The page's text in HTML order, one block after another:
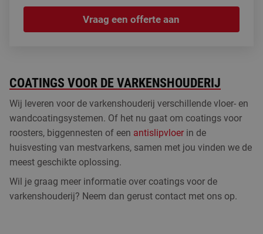
Vraag een offerte aan
COATINGS VOOR DE VARKENSHOUDERIJ
Wij leveren voor de varkenshouderij verschillende vloer- en
wandcoatingsystemen. Of het nu gaat om coatings voor
roosters, biggennesten of een antislipvloer in de
huisvesting van mestvarkens, samen met jou vinden we de
meest geschikte oplossing.
Wil je graag meer informatie over coatings voor de
varkenshouderij? Neem dan gerust contact met ons op.